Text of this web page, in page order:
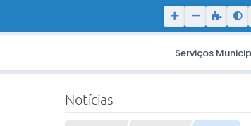
Serviços
Notícias